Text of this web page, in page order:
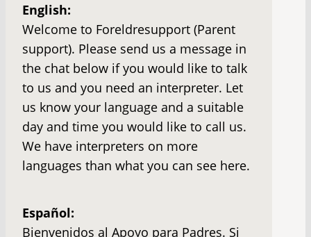
English:
Welcome to Foreldresupport (Parent
support). Please send us a message in
the chat below if you would like to talk
to us and you need an interpreter. Let
us know your language and a suitable
day and time you would like to call us.
We have interpreters on more
languages than what you can see here.
Español:
Bienvenidos al Apoyo para Padres. Si